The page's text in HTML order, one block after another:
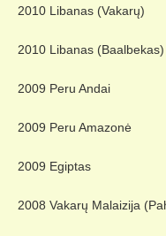
2010 Libanas (Vakarų)
2010 Libanas (Baalbekas)
2009 Peru Andai
2009 Peru Amazonė
2009 Egiptas
2008 Vakarų Malaizija